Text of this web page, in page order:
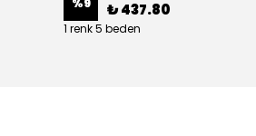
%9 ₺ 437.80
1 renk 5 beden